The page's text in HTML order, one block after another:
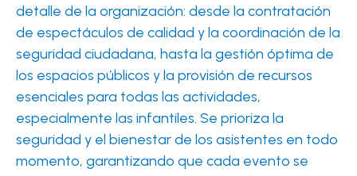
detalle de la organización: desde la contratación
de espectáculos de calidad y la coordinación de la
seguridad ciudadana, hasta la gestión óptima de
los espacios públicos y la provisión de recursos
esenciales para todas las actividades,
especialmente las infantiles. Se prioriza la
seguridad y el bienestar de los asistentes en todo
momento, garantizando que cada evento se